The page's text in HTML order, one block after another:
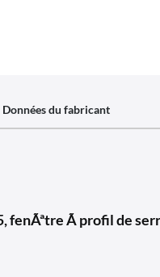
Données du fabricant
fenÃªtre Ã profil de